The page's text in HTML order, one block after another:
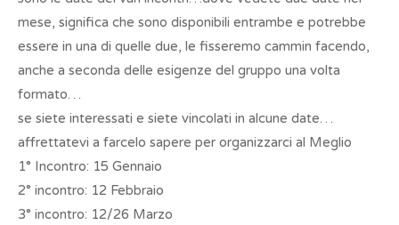
mese, significa che sono disponibili entrambe e potrebbe
essere in una di quelle due, le fisseremo cammin facendo,
anche a seconda delle esigenze del gruppo una volta
formato…
se siete interessati e siete vincolati in alcune date…
affrettatevi a farcelo sapere per organizzarci al Meglio
1° Incontro: 15 Gennaio
2° incontro: 12 Febbraio
3° incontro: 12/26 Marzo